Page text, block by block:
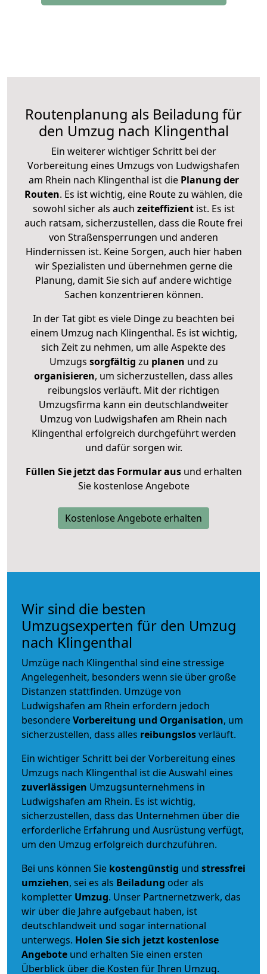
Routenplanung als Beiladung für
den Umzug nach Klingenthal
Ein weiterer wichtiger Schritt bei der
Vorbereitung eines Umzugs von Ludwigshafen
am Rhein nach Klingenthal ist diePlanung der
Routen. Es ist wichtig, eine Route zu wählen, die
sowohl sicher als auch zeiteffizientist. Es ist
auch ratsam, sicherzustellen, dass die Route frei
von Straßensperrungen und anderen
Hindernissen ist. Keine Sorgen, auch hier haben
wir Spezialisten und übernehmen gerne die
Planung, damit Sie sich auf andere wichtige
Sachen konzentrieren können.
In der Tat gibt es viele Dinge zu beachten bei
einem Umzug nach Klingenthal. Es ist wichtig,
sich Zeit zu nehmen, um alle Aspekte des
Umzugs sorgfältig zu planen und zu
organisieren, um sicherzustellen, dass alles
reibungslos verläuft. Mit der richtigen
Umzugsfirma kann ein deutschlandweiter
Umzug von Ludwigshafen am Rhein nach
Klingenthal erfolgreich durchgeführt werden
und dafür sorgen wir.
Füllen Sie jetzt das Formular ausund erhalten
Sie kostenlose Angebote
Kostenlose Angebote erhalten
Wir sind die besten
Umzugsexperten für den Umzug
nach Klingenthal
Umzüge nach Klingenthal sind eine stressige
Angelegenheit, besonders wenn sie über große
Distanzen stattfinden. Umzüge von
Ludwigshafen am Rhein erfordern jedoch
besondereVorbereitung und Organisation, um
sicherzustellen, dass alles reibungslosverläuft.
Ein wichtiger Schritt bei der Vorbereitung eines
Umzugs nach Klingenthal ist die Auswahl eines
zuverlässigen Umzugsunternehmens in
Ludwigshafen am Rhein. Es ist wichtig,
sicherzustellen, dass das Unternehmen über die
erforderliche Erfahrung und Ausrüstung verfügt,
um den Umzug erfolgreich durchzuführen.
Bei uns können Sie kostengünstig und stressfrei
umziehen, sei es als Beiladung oder als
kompletter Umzug. Unser Partnernetzwerk, das
wir über die Jahre aufgebaut haben, ist
deutschlandweit und sogar international
unterwegs. Holen Sie sich jetzt kostenlose
Angebote und erhalten Sie einen ersten
Überblick über die Kosten für Ihren Umzug.